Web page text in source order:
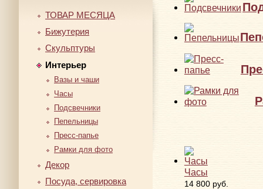
ТОВАР МЕСЯЦА
Бижутерия
Скульптуры
Интерьер
Вазы и чаши
Часы
Подсвечники
Пепельницы
Пресс-папье
Рамки для фото
Декор
Посуда, сервировка
Часы
14 800 руб.